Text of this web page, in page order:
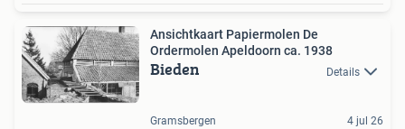
Ansichtkaart Papiermolen De
Ordermolen Apeldoorn ca. 1938
Bieden Details
Gramsbergen 4 jul 26